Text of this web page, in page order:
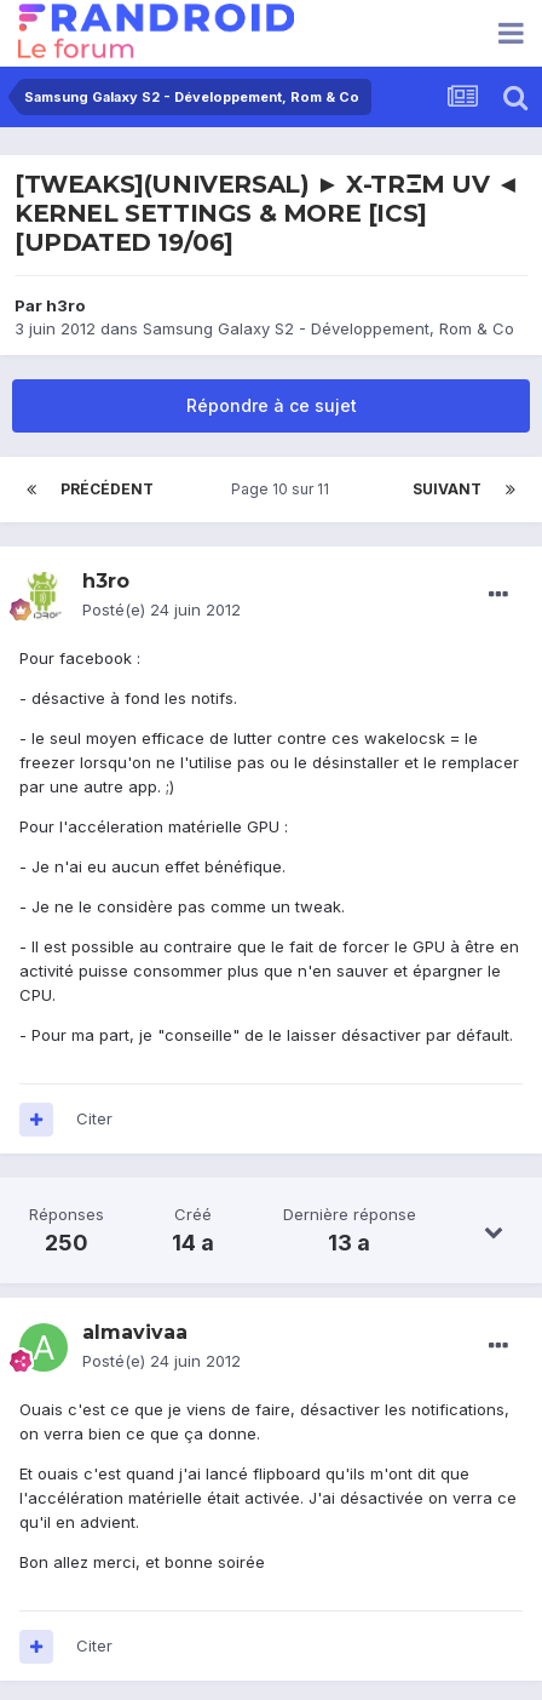
Samsung Galaxy S2 - Développement, Rom & Co
[TWEAKS](UNIVERSAL) ► X-TRΞM UV ◄
KERNEL SETTINGS & MORE [ICS]
[UPDATED 19/06]
Par h3ro
3 juin 2012 dans Samsung Galaxy S2 - Développement, Rom & Co
Répondre à ce sujet
PRÉCÉDENT SUIVANT
Page 10 sur 11
h3ro
Posté(e) 24 juin 2012
Pour facebook :
- désactive à fond les notifs.
- le seul moyen efficace de lutter contre ces wakelocsk = le
freezer lorsqu'on ne l'utilise pas ou le désinstaller et le remplacer
par une autre app. ;)
Pour l'accéleration matérielle GPU :
- Je n'ai eu aucun effet bénéfique.
- Je ne le considère pas comme un tweak.
- Il est possible au contraire que le fait de forcer le GPU à être en
activité puisse consommer plus que n'en sauver et épargner le
CPU.
- Pour ma part, je "conseille" de le laisser désactiver par défault.
Citer
Réponses
250
Créé
14 a
Dernière réponse
13 a
almavivaa
Posté(e) 24 juin 2012
Ouais c'est ce que je viens de faire, désactiver les notifications,
on verra bien ce que ça donne.
Et ouais c'est quand j'ai lancé flipboard qu'ils m'ont dit que
l'accélération matérielle était activée. J'ai désactivée on verra ce
qu'il en advient.
Bon allez merci, et bonne soirée
Citer